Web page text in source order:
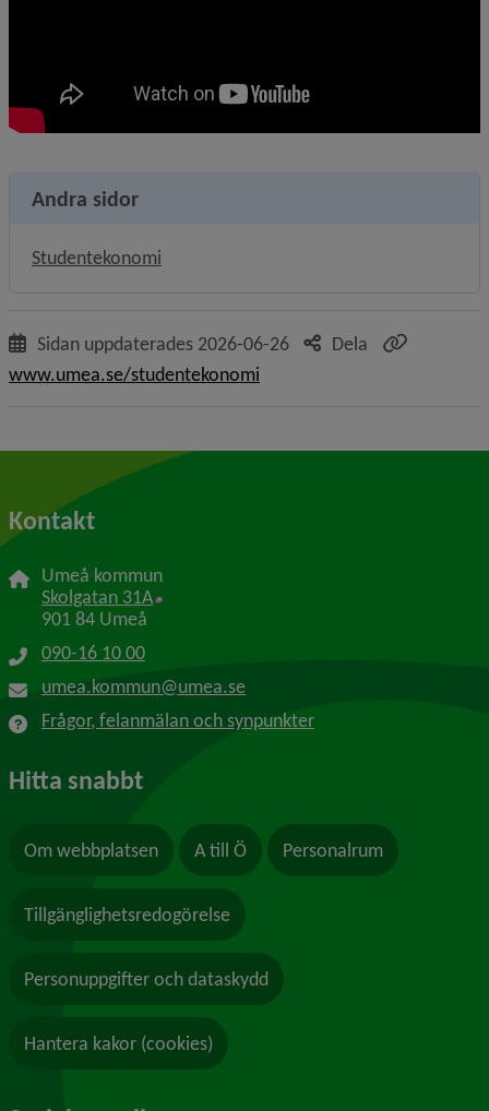
Andra sidor
Studentekonomi
Sidan uppdaterades 2026-06-26
Dela
www.umea.se/studentekonomi
Kontakt
Umeå kommun
Skolgatan 31A Länk till annan webbplats, öppnas i nytt
901 84 Umeå
090-16 10 00
umea.kommun@umea.se
Frågor, felanmälan och synpunkter
Hitta snabbt
Om webbplatsen A till Ö Personalrum
Tillgänglighetsredogörelse
Personuppgifter och dataskydd
Hantera kakor (cookies)